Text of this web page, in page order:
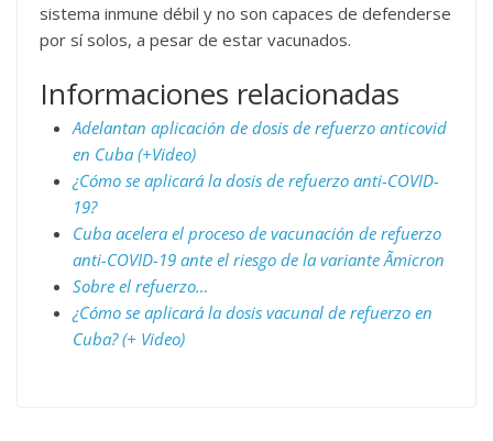
sistema inmune débil y no son capaces de defenderse
por sí solos, a pesar de estar vacunados.
Informaciones relacionadas
Adelantan aplicación de dosis de refuerzo anticovid
en Cuba (+Video)
¿Cómo se aplicará la dosis de refuerzo anti-COVID-
19?
Cuba acelera el proceso de vacunación de refuerzo
anti-COVID-19 ante el riesgo de la variante Ãmicron
Sobre el refuerzo…
¿Cómo se aplicará la dosis vacunal de refuerzo en
Cuba? (+ Video)